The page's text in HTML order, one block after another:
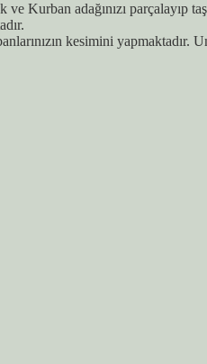
Kurban adağınızı parçalayıp
kesimini